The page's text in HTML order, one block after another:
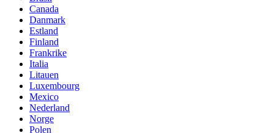
Canada
Danmark
Estland
Finland
Frankrike
Italia
Litauen
Luxembourg
Mexico
Nederland
Norge
Polen